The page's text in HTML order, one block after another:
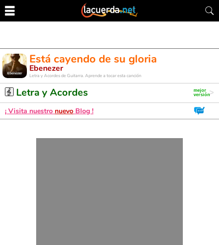
Está cayendo de su gloria
Ebenezer
Letra y Acordes de Guitarra. Aprende a tocar esta canción
Letra y Acordes
¡ Visita nuestro nuevo Blog !